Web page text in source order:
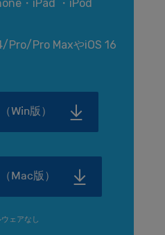
・iPad ・iPod
Pro/Pro MaxやiOS 16
Win版）
Mac版）
ェアなし